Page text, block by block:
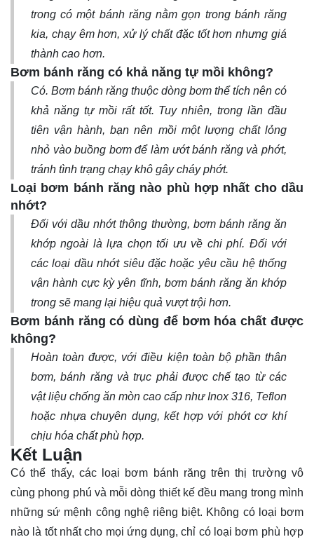
trong có một bánh răng nằm gọn trong bánh răng
kia, chạy êm hơn, xử lý chất đặc tốt hơn nhưng giá
thành cao hơn.
Bơm bánh răng có khả năng tự mồi không?
Có. Bơm bánh răng thuộc dòng bơm thể tích nên có
khả năng tự mồi rất tốt. Tuy nhiên, trong lần đầu
tiên vận hành, bạn nên mồi một lượng chất lỏng
nhỏ vào buồng bơm để làm ướt bánh răng và phớt,
tránh tình trạng chạy khô gây cháy phớt.
Loại bơm bánh răng nào phù hợp nhất cho dầu
nhớt?
Đối với dầu nhớt thông thường, bơm bánh răng ăn
khớp ngoài là lựa chọn tối ưu về chi phí. Đối với
các loại dầu nhớt siêu đặc hoặc yêu cầu hệ thống
vận hành cực kỳ yên tĩnh, bơm bánh răng ăn khớp
trong sẽ mang lại hiệu quả vượt trội hơn.
Bơm bánh răng có dùng để bơm hóa chất được
không?
Hoàn toàn được, với điều kiện toàn bộ phần thân
bơm, bánh răng và trục phải được chế tạo từ các
vật liệu chống ăn mòn cao cấp như Inox 316, Teflon
hoặc nhựa chuyên dụng, kết hợp với phớt cơ khí
chịu hóa chất phù hợp.
Kết Luận
Có thể thấy, các loại bơm bánh răng trên thị trường vô
cùng phong phú và mỗi dòng thiết kế đều mang trong mình
những sứ mệnh công nghệ riêng biệt. Không có loại bơm
nào là tốt nhất cho mọi ứng dụng, chỉ có loại bơm phù hợp